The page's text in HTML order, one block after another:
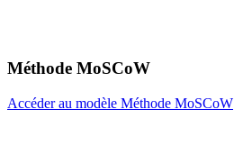
Méthode MoSCoW
Accéder au modèle Méthode MoSCoW